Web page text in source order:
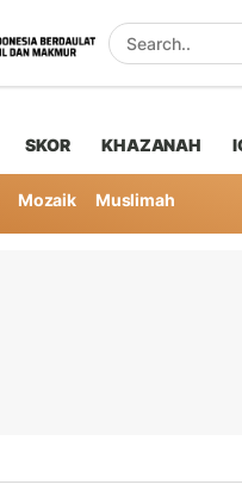
SKOR KHAZANAH
Mozaik Muslimah